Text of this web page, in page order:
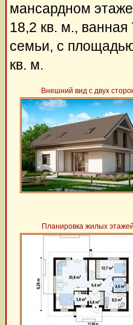
мансардном
18,2 кв. м.,
семьи, с
кв. м.
Внешний вид с двух
Планировка жилых